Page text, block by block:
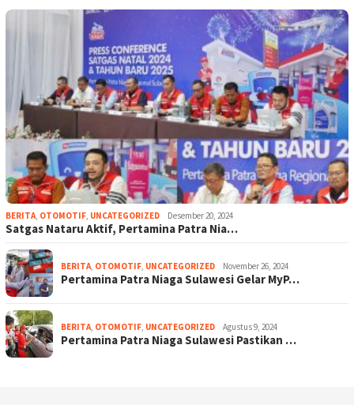
BERITA, OTOMOTIF, UNCATEGORIZED Desember 20, 2024
Satgas Nataru Aktif, Pertamina Patra Nia…
BERITA, OTOMOTIF, UNCATEGORIZED November 26, 2024
Pertamina Patra Niaga Sulawesi Gelar MyP…
BERITA, OTOMOTIF, UNCATEGORIZED Agustus 9, 2024
Pertamina Patra Niaga Sulawesi Pastikan …